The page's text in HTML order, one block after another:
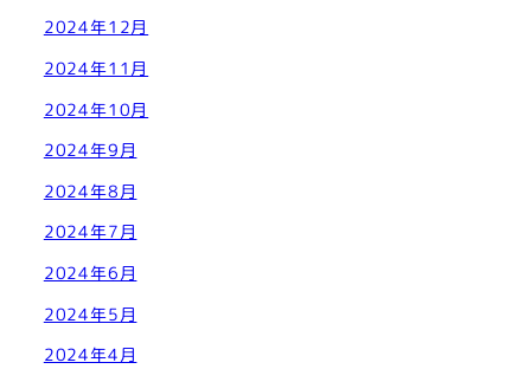
2024年12月
2024年11月
2024年10月
2024年9月
2024年8月
2024年7月
2024年6月
2024年5月
2024年4月